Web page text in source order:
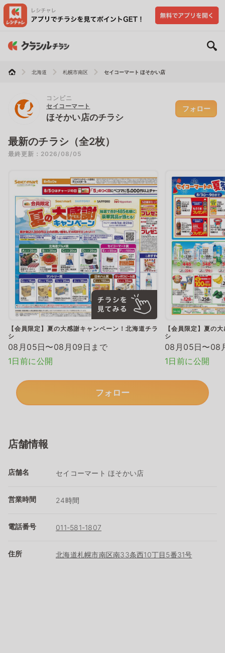
北海道 札幌市南区 セイコーマート ほそかい店
コンビニ
セイコーマート
ほそかい店のチラシ
フォロー
最新のチラシ（全2枚）
最終更新：2026/08/05
【会員限定】夏の大感謝キャンペーン！北海道チラ
シ
08月05日〜08月09日まで
1日前に公開
【会員限定】夏の
シ
08月05日〜08
1日前に公開
フォロー
店舗情報
店舗名 セイコーマート ほそかい店
営業時間 24時間
電話番号 011-581-1807
住所 北海道札幌市南区南33条西10丁目5番31号